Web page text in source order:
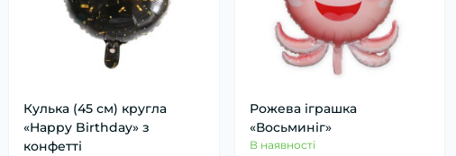
Кулька (45 см) кругла
«Happy Birthday» з
конфетті
Рожева іграшка
«Восьминіг»
В наявності